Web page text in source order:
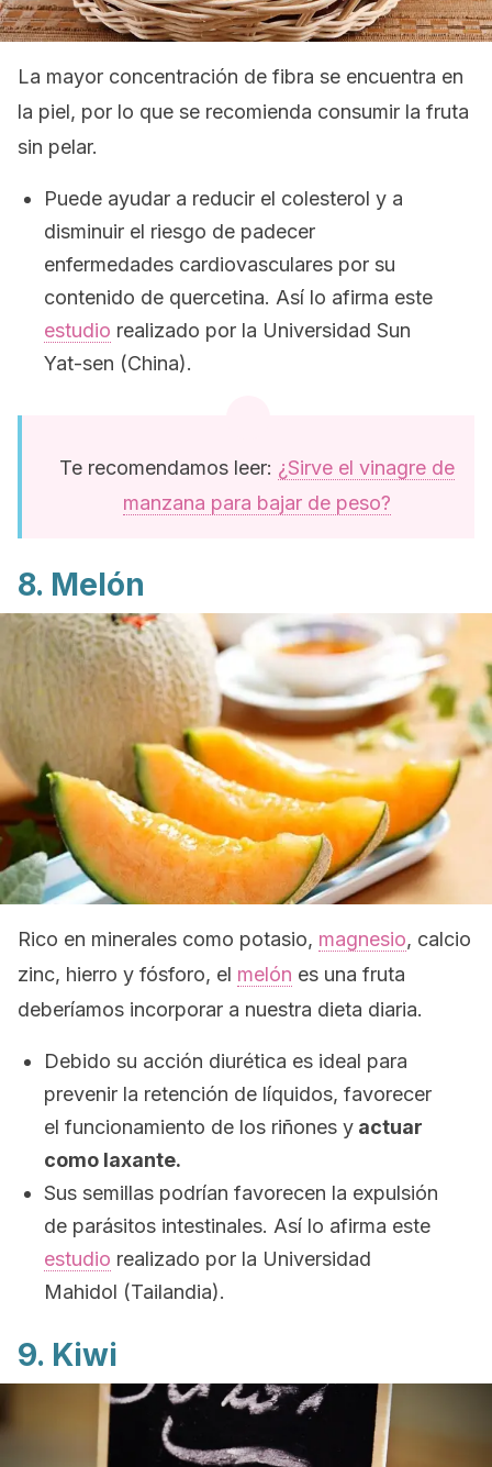
La mayor concentración de fibra se encuentra en
la piel, por lo que se recomienda consumir la fruta
sin pelar.
Puede ayudar a reducir el colesterol y a
disminuir el riesgo de padecer
enfermedades cardiovasculares por su
contenido de quercetina. Así lo afirma este
estudio realizado por la Universidad Sun
Yat-sen (China).
Te recomendamos leer: ¿Sirve el vinagre de
manzana para bajar de peso?
8. Melón
Rico en minerales como potasio, magnesio, calcio
zinc, hierro y fósforo, el melón es una fruta
deberíamos incorporar a nuestra dieta diaria.
Debido su acción diurética es ideal para
prevenir la retención de líquidos, favorecer
el funcionamiento de los riñones y actuar
como laxante.
Sus semillas podrían favorecen la expulsión
de parásitos intestinales. Así lo afirma este
estudio realizado por la Universidad
Mahidol (Tailandia).
9. Kiwi